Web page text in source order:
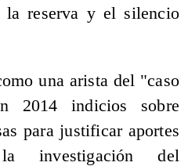
la reserva y el silencio
una arista del "caso
2014 indicios sobre
para justificar aportes
investigación del